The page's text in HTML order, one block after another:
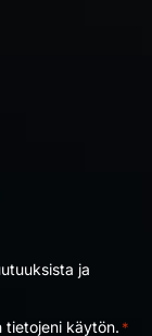
ja
tietojeni käytön. *